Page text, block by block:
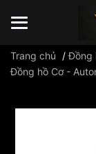
Trang chủ /Đồng
Đồng hồ Cơ -